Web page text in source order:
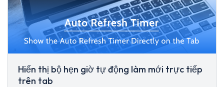
Hiển thị bộ hẹn giờ tự động làm mới trực tiếp
trên tab